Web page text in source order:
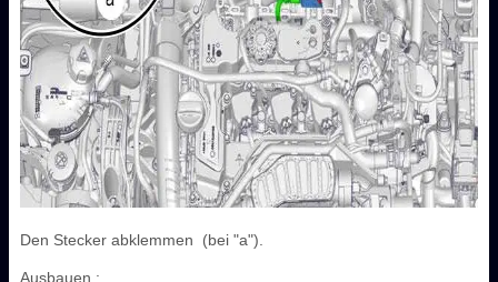
Den Stecker abklemmen (bei "a").
Ausbauen :